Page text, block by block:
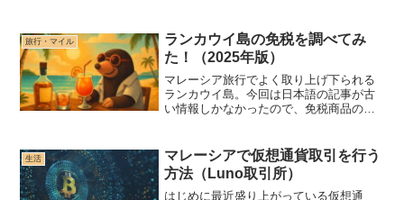
旅行・マイル
ランカウイ島の免税を調べてみ
た！（2025年版）
マレーシア旅行でよく取り上げ下られる
ランカウイ島。今回は日本語の記事が古
い情報しかなかったので、免税商品の持
生活
マレーシアで仮想通貨取引を行う
方法（Luno取引所）
はじめに最近盛り上がっている仮想通